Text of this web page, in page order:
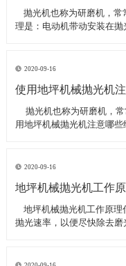
抛光机也称为研磨机，
理是：电动机带动安装在
求？
2020-09-16
使用地坪机械抛光机
抛光机也称为研磨机，
用地坪机械抛光机注意哪
2020-09-16
地坪机械抛光机工作
地坪机械抛光机工作原理
抛光速率，以便尽快除去
较深；后者要求使用最细的